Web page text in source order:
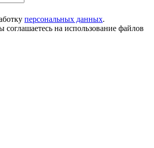
персональных данных.
соглашаетесь на использование файлов